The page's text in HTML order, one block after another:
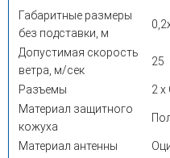
Габаритные размеры
без подставки, м
Допустимая скорость
ветра, м/сек
25
Разъемы
2 х
Материал защитного
кожуха
Материал антенны